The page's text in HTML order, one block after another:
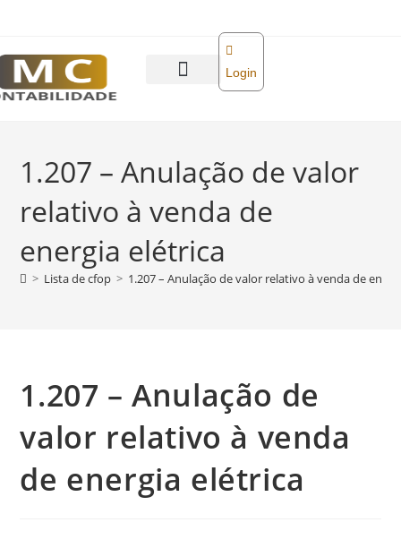
Login
1.207 – Anulação de valor
relativo à venda de
energia elétrica
> Lista de cfop > 1.207 – Anulação de valor relativo à venda de
1.207 – Anulação de
valor relativo à venda
de energia elétrica